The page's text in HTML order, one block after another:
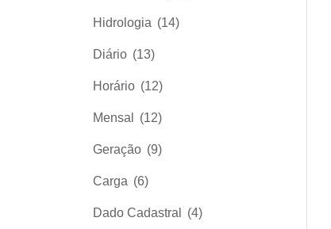
Hidrologia (14)
Diário (13)
Horário (12)
Mensal (12)
Geração (9)
Carga (6)
Dado Cadastral (4)